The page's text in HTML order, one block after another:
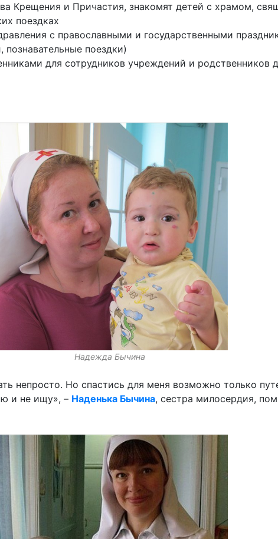
Крещения и Причастия, знакомят детей с храмом,
поездках
с православными и государственными
познавательные поездки)
для сотрудников учреждений и родственников
Надежда Бычина
непросто. Но спастись для меня возможно только
и не ищу», – Наденька Бычина, сестра милосердия,